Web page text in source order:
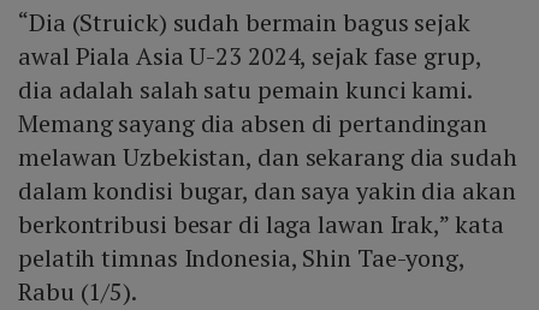
“Dia (Struick) sudah bermain bagus sejak
awal Piala Asia U-23 2024, sejak fase grup,
dia adalah salah satu pemain kunci kami.
Memang sayang dia absen di pertandingan
melawan Uzbekistan, dan sekarang dia sudah
dalam kondisi bugar, dan saya yakin dia akan
berkontribusi besar di laga lawan Irak,” kata
pelatih timnas Indonesia, Shin Tae-yong,
Rabu (1/5).